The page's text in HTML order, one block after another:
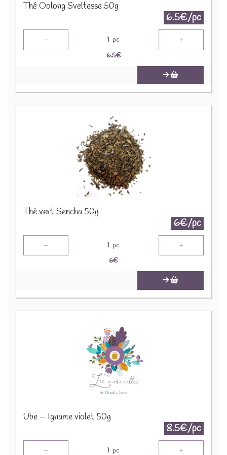
Thé Oolong Sveltesse 50g
6.5€/pc
- 1 pc +
6.5€
Thé vert Sencha 50g
6€/pc
- 1 pc +
6€
Ube – Igname violet 50g
8.5€/pc
- 1 pc +